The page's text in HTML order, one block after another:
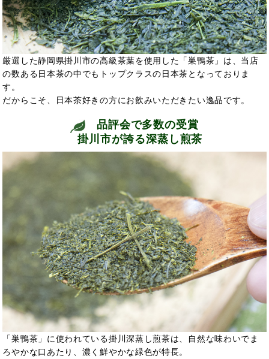
厳選した静岡県掛川市の高級茶葉を使用した「巣鴨茶」は、当店
の数ある日本茶の中でもトップクラスの日本茶となっておりま
す。
だからこそ、日本茶好きの方にお飲みいただきたい逸品です。
品評会で多数の受賞
掛川市が誇る深蒸し煎茶
「巣鴨茶」に使われている掛川深蒸し煎茶は、自然な味わいでま
ろやかな口あたり、濃く鮮やかな緑色が特長。